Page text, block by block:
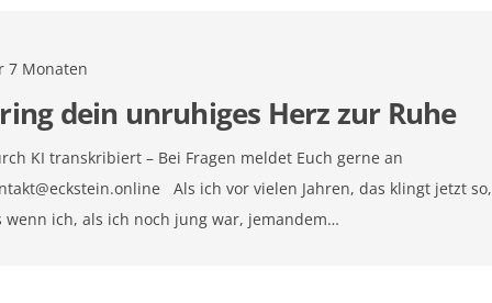
7 Monaten
dein unruhiges Herz zur Ruhe
KI transkribiert – Bei Fragen meldet Euch gerne an
Als ich vor vielen Jahren, das klingt jetzt so,
wenn ich, als ich noch jung war, jemandem…